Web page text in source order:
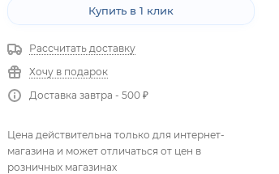
Купить в 1 клик
Рассчитать доставку
Хочу в подарок
Доставка завтра - 500 ₽
Цена действительна только для интернет-
магазина и может отличаться от цен в
розничных магазинах